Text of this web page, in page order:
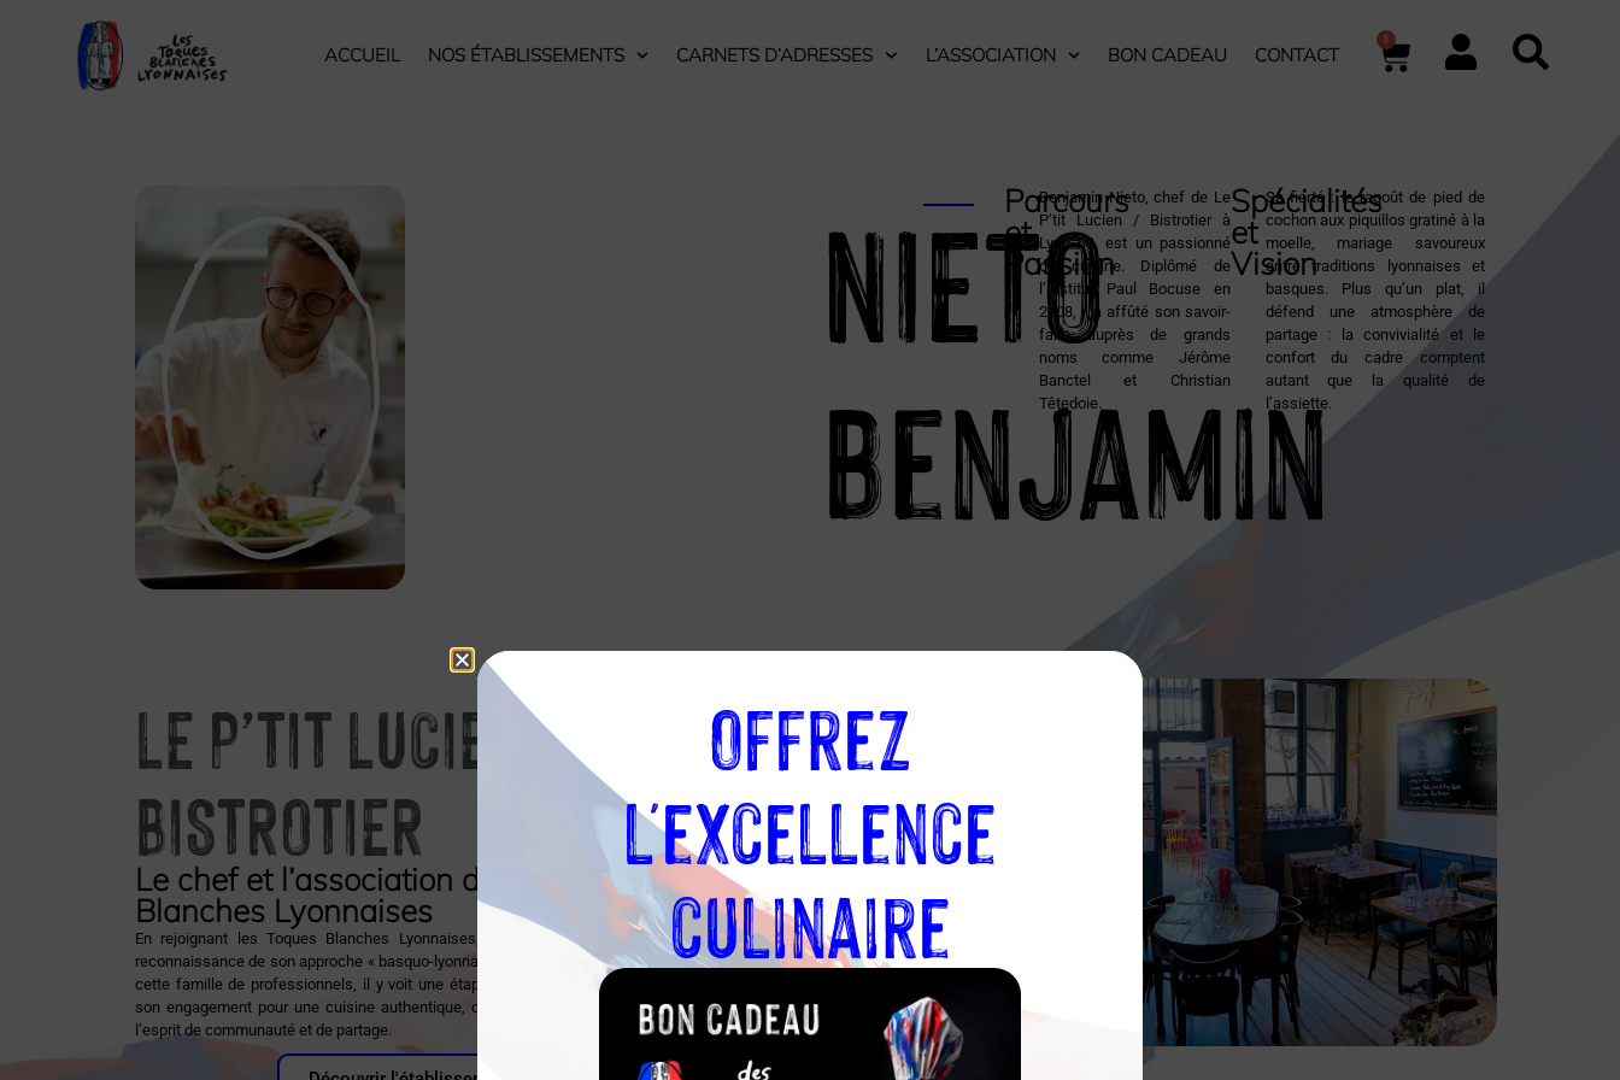
ACCUEIL NOS ÉTABLISSEMENTS CARNETS D’ADRESSES L’ASSOCIATION BON CADEAU CONTACT
0
NIETO
Benjamin
Parcours
et
Passion
Benjamin Nieto, chef de Le
P’tit Lucien / Bistrotier à
Lyon 03, est un passionné
de cuisine. Diplômé de
l’Institut Paul Bocuse en
2008, il a affûté son savoir-
faire auprès de grands
noms comme Jérôme
Banctel et Christian
Têtedoie.
Spécialités
et
Vision
Sa fierté : le ragoût de pied de
cochon aux piquillos gratiné à la
moelle, mariage savoureux
entre traditions lyonnaises et
basques. Plus qu’un plat, il
défend une atmosphère de
partage : la convivialité et le
confort du cadre comptent
autant que la qualité de
l’assiette.
LE P’TIT LUCIEN /
BISTROTIER
Le chef et l’association des Toques
Blanches Lyonnaises
En rejoignant les Toques Blanches Lyonnaises, Benjamin a trouvé la
reconnaissance de son approche « basquo-lyonnaise ». Fier d’appartenir à
cette famille de professionnels, il y voit une étape majeure qui confirme
son engagement pour une cuisine authentique, de qualité, et portée par
l’esprit de communauté et de partage.
Offrez
l'excellence
culinaire